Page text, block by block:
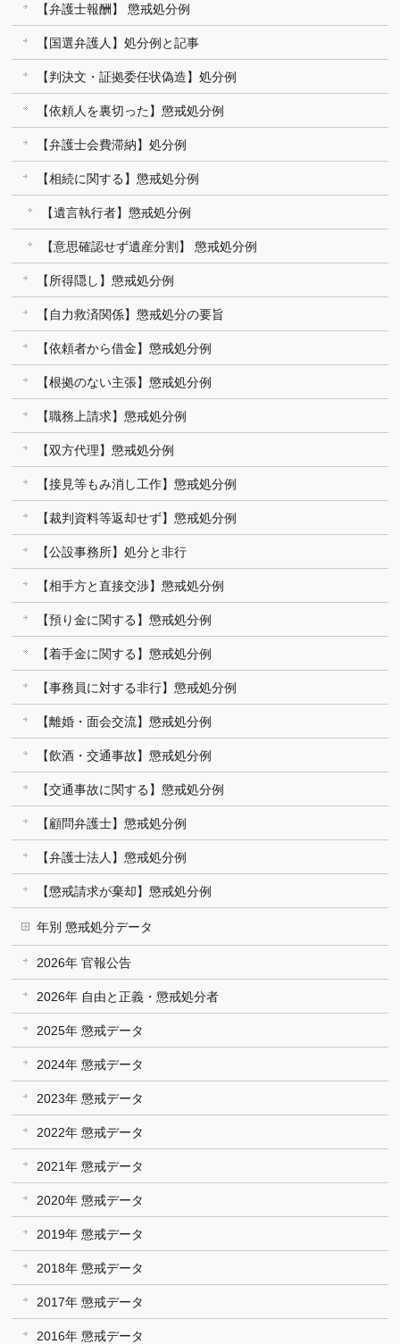
【弁護士報酬】 懲戒処分例
【国選弁護人】処分例と記事
【判決文・証拠委任状偽造】処分例
【依頼人を裏切った】懲戒処分例
【弁護士会費滞納】処分例
【相続に関する】懲戒処分例
【遺言執行者】懲戒処分例
【意思確認せず遺産分割】 懲戒処分例
【所得隠し】懲戒処分例
【自力救済関係】懲戒処分の要旨
【依頼者から借金】懲戒処分例
【根拠のない主張】懲戒処分例
【職務上請求】懲戒処分例
【双方代理】懲戒処分例
【接見等もみ消し工作】懲戒処分例
【裁判資料等返却せず】懲戒処分例
【公設事務所】処分と非行
【相手方と直接交渉】懲戒処分例
【預り金に関する】懲戒処分例
【着手金に関する】懲戒処分例
【事務員に対する非行】懲戒処分例
【離婚・面会交流】懲戒処分例
【飲酒・交通事故】懲戒処分例
【交通事故に関する】懲戒処分例
【顧問弁護士】懲戒処分例
【弁護士法人】懲戒処分例
【懲戒請求が棄却】懲戒処分例
年別 懲戒処分データ
2026年 官報公告
2026年 自由と正義・懲戒処分者
2025年 懲戒データ
2024年 懲戒データ
2023年 懲戒データ
2022年 懲戒データ
2021年 懲戒データ
2020年 懲戒データ
2019年 懲戒データ
2018年 懲戒データ
2017年 懲戒データ
2016年 懲戒データ